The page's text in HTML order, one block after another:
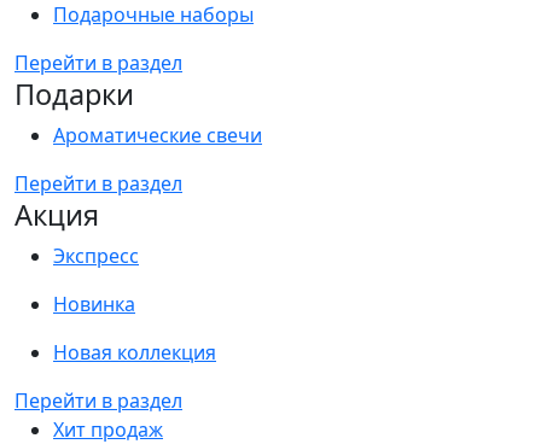
Подарочные наборы
Перейти в раздел
Подарки
Ароматические свечи
Перейти в раздел
Акция
Экспресс
Новинка
Новая коллекция
Перейти в раздел
Хит продаж